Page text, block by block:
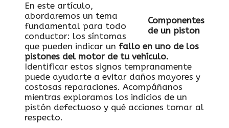
Componentes
de un piston
En este artículo,
abordaremos un tema
fundamental para todo
conductor: los síntomas
que pueden indicar un fallo en uno de los
pistones del motor de tu vehículo.
Identificar estos signos tempranamente
puede ayudarte a evitar daños mayores y
costosas reparaciones. Acompáñanos
mientras exploramos los indicios de un
pistón defectuoso y qué acciones tomar al
respecto.